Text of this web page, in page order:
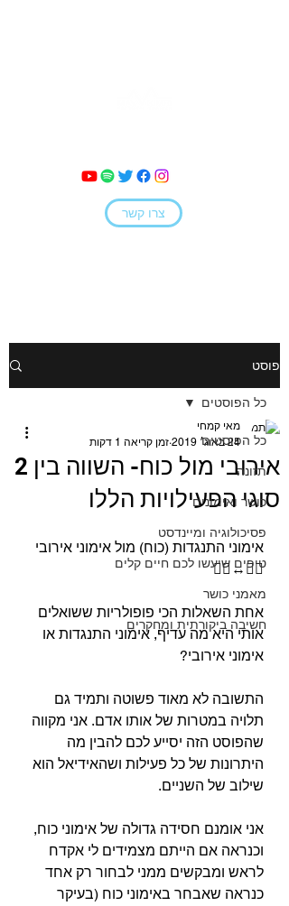
צרו קשר
פוסט
כל הפוסטים
תזונה
כושר ואימונים
פסיכולוגיה ומיינדסט
טיפים שיעשו לכם חיים קלים
מאמני כושר
חשיבה ביקורתית ומחקרים
כל הפוסטים
אירובי מול כוח- השווה בין 2
סוגי הפעילויות הללו
מאי קמחי
24 באוג׳ 2019
זמן קריאה 1 דקות
אימוני התנגדות (כוח) מול אימוני אירובי
🏋️‍♀️↔️🏃‍♀️
⠀⠀
אחת השאלות הכי פופולריות ששואלים
אותי היא מה עדיף, אימוני התנגדות או
אימוני אירובי? ⠀⠀
התשובה לא מאוד פשוטה ותמיד גם
תלויה במטרות של אותו אדם. אני מקווה
שהפוסט הזה יסייע לכם להבין מה
היתרונות של כל פעילות ושהאידיאל הוא
שילוב של השניים.
אני אומנם חסידה גדולה של אימוני כוח,
וכנראה אם הייתם מצמידים לי אקדח
לראש ומבקשים ממני לבחור רק אחד
כנראה שאבחר באימוני כוח (בעיקר